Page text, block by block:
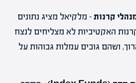
קרנות– מלקיאל מציג נתונים
האקטיביות לא מצליחים לנצח
ושהם גובים עמלות גבוהות על